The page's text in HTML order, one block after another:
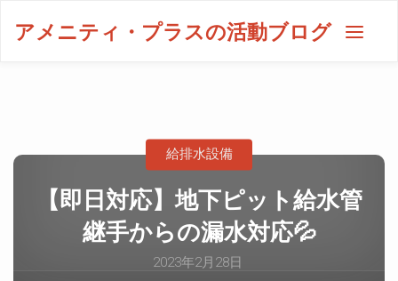
アメニティ・プラスの活動ブログ
【即日対応】地下ピット給水管
継手からの漏水対応💦
2023年2月28日
給排水設備